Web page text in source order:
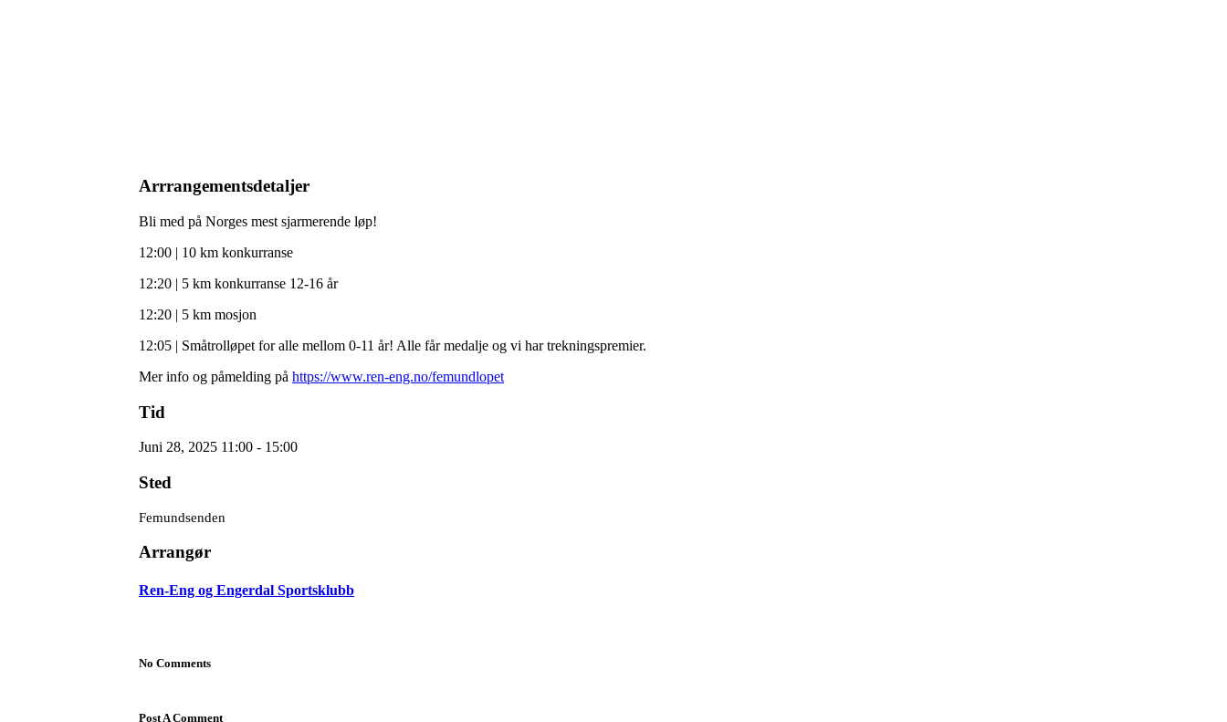
Arrrangementsdetaljer
Bli med på Norges mest sjarmerende løp!
12:00 | 10 km konkurranse
12:20 | 5 km konkurranse 12-16 år
12:20 | 5 km mosjon
12:05 | Småtrolløpet for alle mellom 0-11 år! Alle får medalje og vi har trekningspremier.
Mer info og påmelding på https://www.ren-eng.no/femundlopet
Tid
Juni 28, 2025 11:00 - 15:00
Sted
Femundsenden
Arrangør
Ren-Eng og Engerdal Sportsklubb
No Comments
Post A Comment